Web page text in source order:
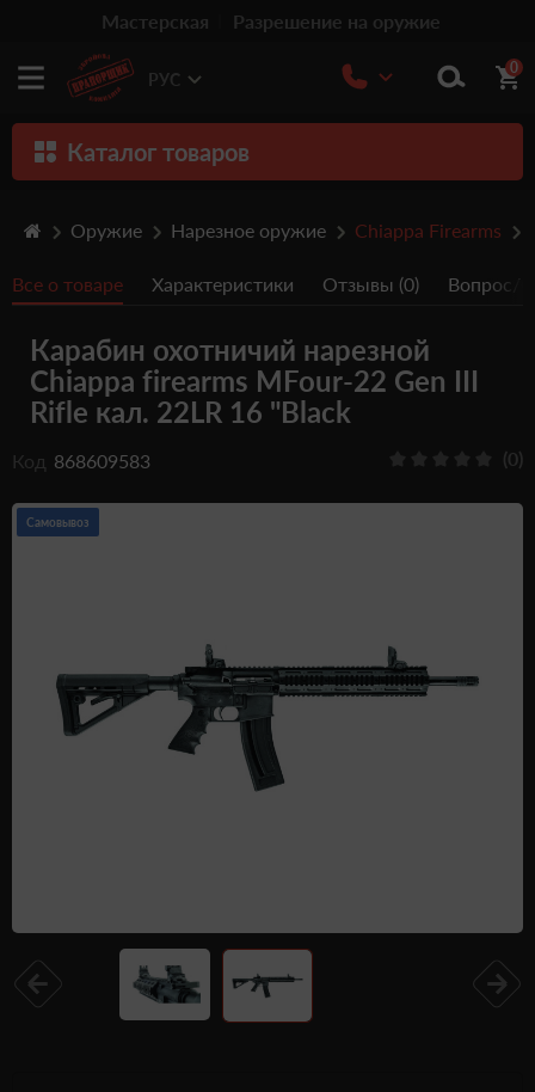
Мастерская Разрешение на оружие
РУС
0
Каталог товаров
Травматическое оружие
Пистолеты
Оптика
Релоадинг патронов
Подарочные Сертификати
Оружие Нарезное оружие Chiappa Firearms
Все о товаре Характеристики Отзывы (0) Вопрос/
Карабин охотничий нарезной
Chiappa firearms MFour-22 Gen III
Rifle кал. 22LR 16 "Black
Код 868609583 (0)
Самовывоз